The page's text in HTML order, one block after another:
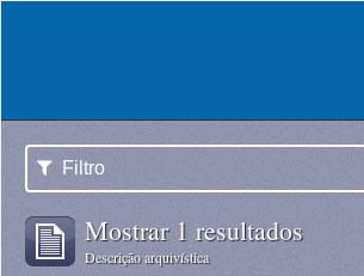
Filtro
Mostrar 1 resultados
Descrição arquivística